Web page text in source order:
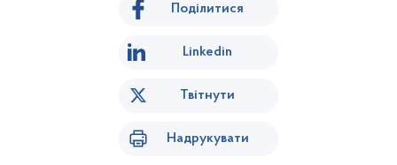
Поділитися
Linkedin
Твітнути
Надрукувати